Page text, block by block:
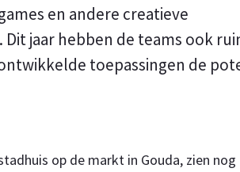
en andere creatieve
jaar hebben de teams ook
toepassingen de
op de markt in Gouda, zien nog